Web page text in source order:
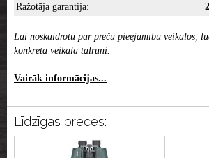
Ražotāja garantija:
Lai noskaidrotu par preču pieejamību veikalos,
konkrētā veikala tālruni.
Vairāk informācijas...
Līdzīgas preces: